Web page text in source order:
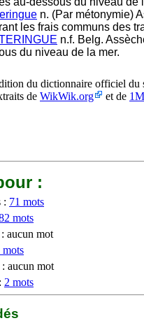
n. (Par métonymie)
les frais communs des
n.f. Belg.
du niveau de la mer.
du dictionnaire officiel du
de WikWik.org et de
:
: 71 mots
mots
aucun mot
mots
aucun mot
2 mots